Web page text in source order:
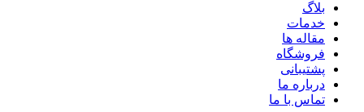
بلاگ
خدمات
مقاله ها
فروشگاه
پشتیبانی
درباره ما
تماس با ما